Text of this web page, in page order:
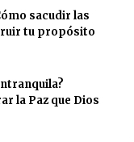
sacudir las
tu propósito
la Paz que Dios